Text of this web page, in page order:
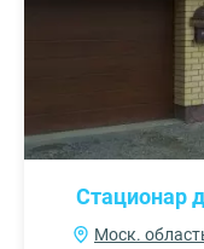
Стационар
Моск.